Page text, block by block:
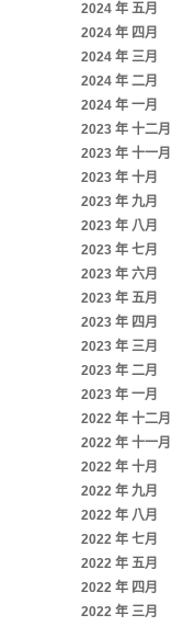
2024 年 五月
2024 年 四月
2024 年 三月
2024 年 二月
2024 年 一月
2023 年 十二月
2023 年 十一月
2023 年 十月
2023 年 九月
2023 年 八月
2023 年 七月
2023 年 六月
2023 年 五月
2023 年 四月
2023 年 三月
2023 年 二月
2023 年 一月
2022 年 十二月
2022 年 十一月
2022 年 十月
2022 年 九月
2022 年 八月
2022 年 七月
2022 年 五月
2022 年 四月
2022 年 三月